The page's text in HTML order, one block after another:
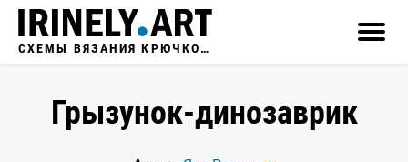
СХЕМЫ ВЯЗАНИЯ КРЮЧКОМ
Грызунок-динозаврик